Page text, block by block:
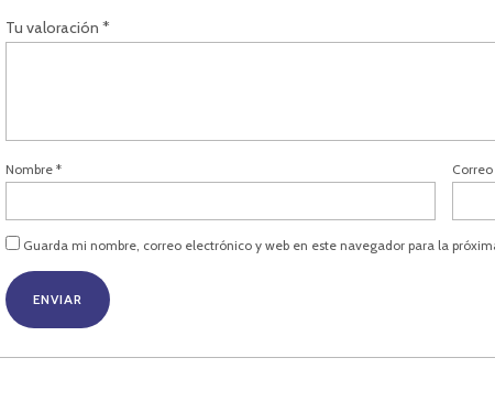
Tu valoración*
Nombre*
Guarda mi nombre, correo electrónico y web en este navegador para la